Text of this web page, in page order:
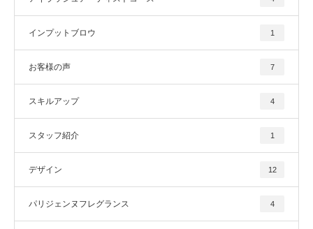
インプットブロウ 1
お客様の声 7
スキルアップ 4
スタッフ紹介 1
デザイン 12
パリジェンヌフレグランス 4